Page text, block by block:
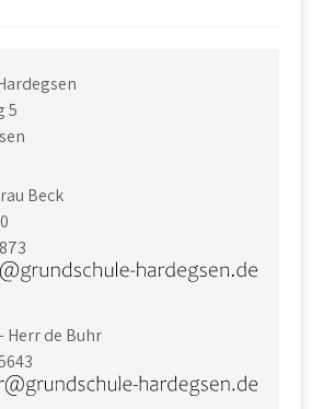
5
Beck
Herr de Buhr